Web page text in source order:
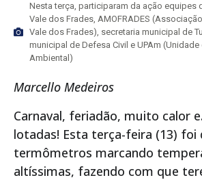
Nesta terça, participaram da ação equipes
Vale dos Frades, AMOFRADES
Vale dos Frades), secretaria municipal de
municipal de Defesa Civil e UPAm
Ambiental)
Marcello Medeiros
Carnaval, feriadão, muito calor
lotadas! Esta terça-feira (13) foi
termômetros marcando
altíssimas, fazendo com que